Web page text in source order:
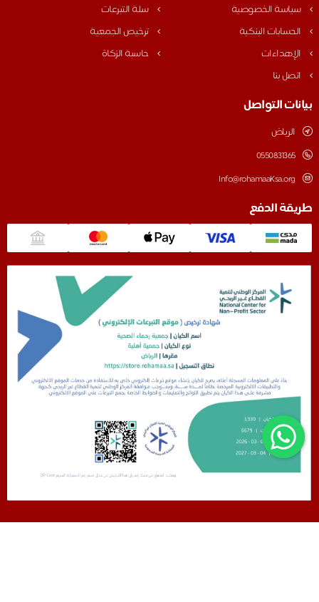
سياسة الخصوصية
سلة التبرعات
الحسابات البنكية
ترخيص الجمعية
الإهداءات
حاسبة الزكاة
اتصل بنا
بيانات التواصل
الرياض
0550831365
Info@rohamaaKsa.org
طريقة الدفع